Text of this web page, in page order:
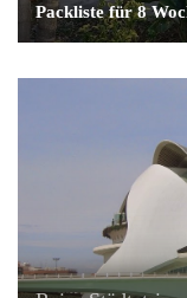
Packliste für 8